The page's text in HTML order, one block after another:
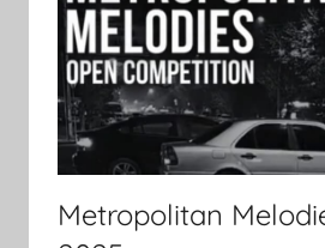
Metropolitan